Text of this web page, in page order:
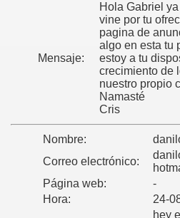
Mensaje:
Hola Gabriel
vine por tu
pagina de
algo en esta tu
estoy a tu
crecimiento de
nuestro propio
Namasté
Cris
Nombre:
Correo electrónico:
Página web:
-
Hora:
24-
hey